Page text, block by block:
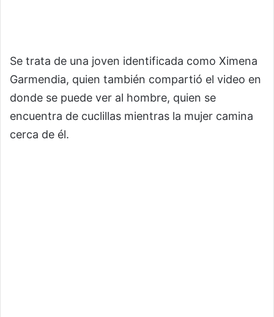
Se trata de una joven identificada como Ximena
Garmendia, quien también compartió el video en
donde se puede ver al hombre, quien se
encuentra de cuclillas mientras la mujer camina
cerca de él.